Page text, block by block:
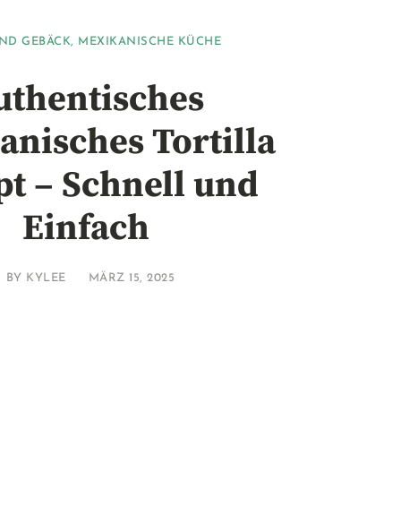
GEBÄCK, MEXIKANISCHE KÜCHE
Tortilla
– Schnell und
Einfach
BY KYLEE MÄRZ 15, 2025